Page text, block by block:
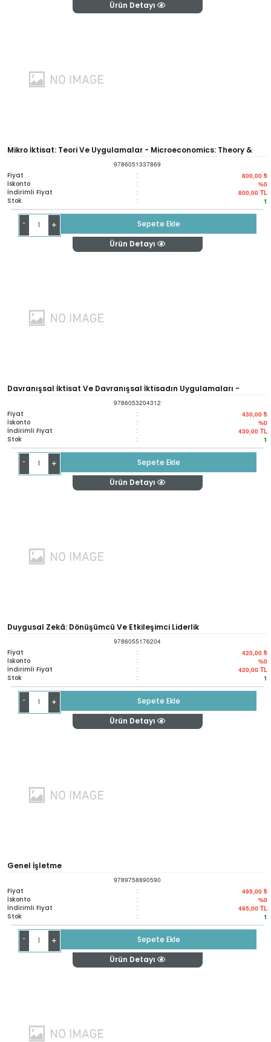
Ürün Detayı
Mikro İktisat: Teori Ve Uygulamalar - Microeconomics: Theory &
Applications
9786051337869
Fiyat : 800,00 ₺
İskonto : %0
İndirimli Fiyat : 800,00 TL
Stok : 1
- +
Sepete Ekle
Ürün Detayı
Davranışsal İktisat Ve Davranışsal İktisadın Uygulamaları -
Behavioral Economics And Its Applications
9786053204312
Fiyat : 430,00 ₺
İskonto : %0
İndirimli Fiyat : 430,00 TL
Stok : 1
- +
Sepete Ekle
Ürün Detayı
Duygusal Zekâ: Dönüşümcü Ve Etkileşimci Liderlik
9786055176204
Fiyat : 420,00 ₺
İskonto : %0
İndirimli Fiyat : 420,00 TL
Stok : 1
- +
Sepete Ekle
Ürün Detayı
Genel İşletme
9789758890590
Fiyat : 495,00 ₺
İskonto : %0
İndirimli Fiyat : 495,00 TL
Stok : 1
- +
Sepete Ekle
Ürün Detayı